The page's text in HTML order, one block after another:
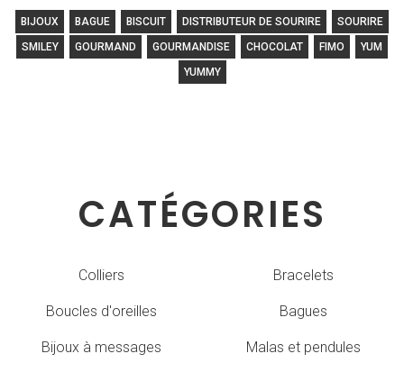
BIJOUX BAGUE BISCUIT DISTRIBUTEUR DE SOURIRE
SOURIRE
SMILEY
GOURMAND GOURMANDISE CHOCOLAT FIMO
YUM
YUMMY
CATÉGORIES
Colliers Bracelets
Boucles d'oreilles Bagues
Bijoux à messages Malas et pendules